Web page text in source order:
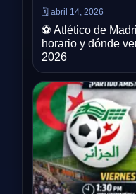
🗓️ abril 14, 2026
⚽ Atlético de
horario y dónde
2026